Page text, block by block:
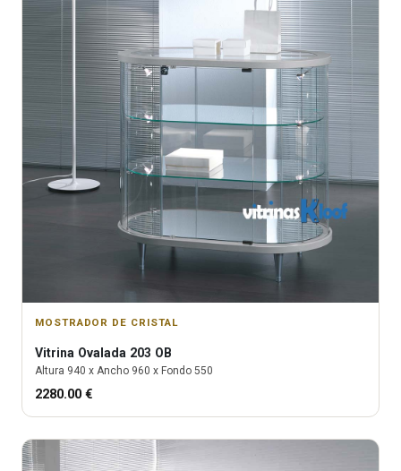
MOSTRADOR DE CRISTAL
Vitrina Ovalada 203 OB
Altura 940 x Ancho 960 x Fondo 550
2280.00 €